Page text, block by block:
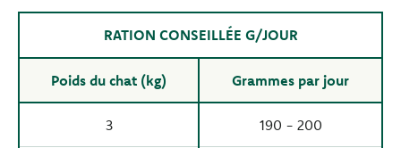
RATION CONSEILLÉE G/JOUR
Poids du chat (kg) Grammes par jour
3 190 - 200